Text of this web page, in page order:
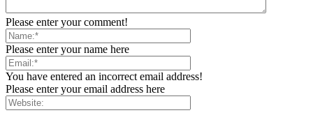
Please enter your comment!
Please enter your name here
You have entered an incorrect email address!
Please enter your email address here